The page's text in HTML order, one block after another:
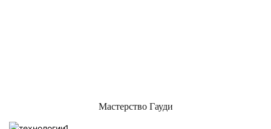
Мастерство Гауди